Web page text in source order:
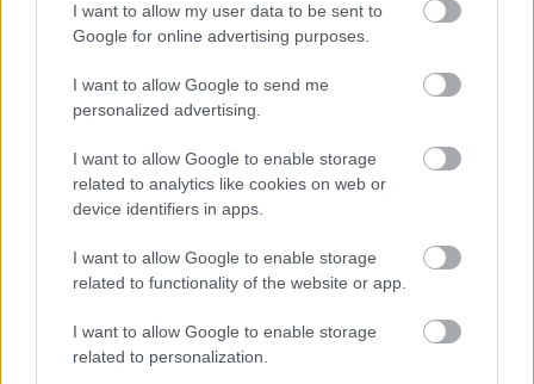
I want to allow my user data to be sent to
Google for online advertising purposes.
I want to allow Google to send me
personalized advertising.
I want to allow Google to enable storage
related to analytics like cookies on web or
device identifiers in apps.
I want to allow Google to enable storage
related to functionality of the website or app.
I want to allow Google to enable storage
related to personalization.
SZÁGULDÁS, SÁRKÁNYOK, ROSSZFIÚK – A NYÁR
10 LEGKEDVELTEBB MOZIJA MAGYARORSZÁGON
https://kulturpart.hu/api/trackback/id/7839480
Kommentek: